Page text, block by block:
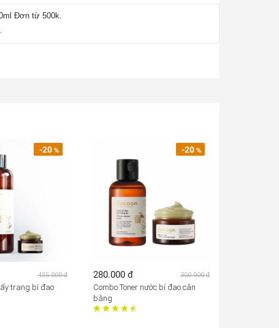
Đơn từ 500k.
455.000 đ
trang bí đao
-20 %
280.000 đ 350.000 đ
Combo Toner nước bí đao cân
bằng
-20 %